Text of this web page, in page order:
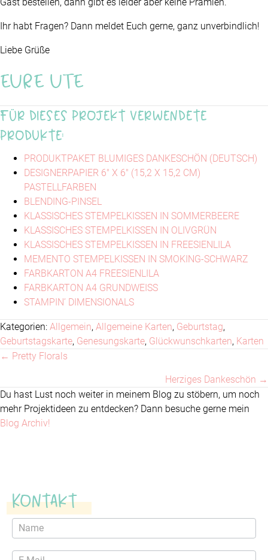
Ihr habt Fragen? Dann meldet Euch gerne, ganz unverbindlich!
Liebe Grüße
EURE UTE
Für dieses Projekt verwendete
Produkte:
PRODUKTPAKET BLUMIGES DANKESCHÖN (DEUTSCH)
DESIGNERPAPIER 6" X 6" (15,2 X 15,2 CM)
PASTELLFARBEN
BLENDING-PINSEL
KLASSISCHES STEMPELKISSEN IN SOMMERBEERE
KLASSISCHES STEMPELKISSEN IN OLIVGRÜN
KLASSISCHES STEMPELKISSEN IN FREESIENLILA
MEMENTO STEMPELKISSEN IN SMOKING-SCHWARZ
FARBKARTON A4 FREESIENLILA
FARBKARTON A4 GRUNDWEISS
STAMPIN’ DIMENSIONALS
Kategorien: Allgemein, Allgemeine Karten, Geburtstag,
Geburtstagskarte, Genesungskarte, Glückwunschkarten, Karten
Posts
navigation
← Pretty Florals
Herziges Dankeschön →
Du hast Lust noch weiter in meinem Blog zu stöbern, um noch
mehr Projektideen zu entdecken? Dann besuche gerne mein
Blog Archiv!
Kontakt
Kontaktformular